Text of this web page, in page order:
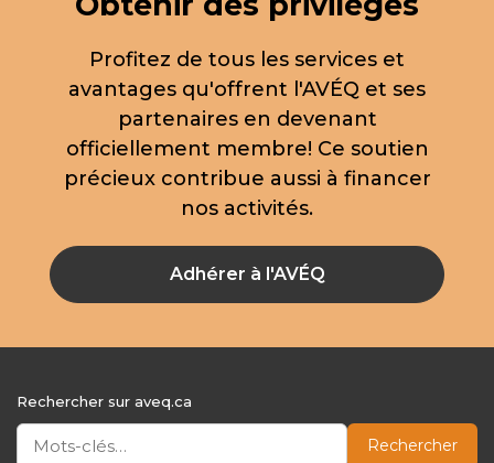
Profitez de tous les services et
avantages qu'offrent l'AVÉQ et ses
partenaires en devenant
officiellement membre! Ce soutien
précieux contribue aussi à financer
nos activités.
Adhérer à l'AVÉQ
Rechercher sur aveq.ca
Rechercher